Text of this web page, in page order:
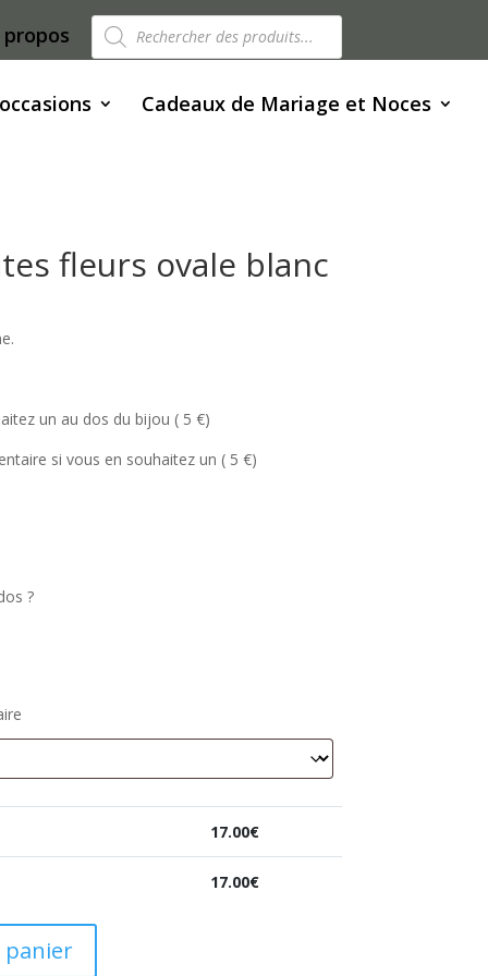
propos Recherche
de
produits
Cadeaux de Mariage et Noces
fleurs ovale blanc
un au dos du bijou ( 5 €)
si vous en souhaitez un ( 5 €)
?
17.00€
17.00€